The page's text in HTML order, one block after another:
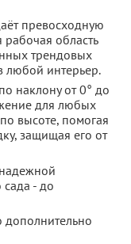
превосходную
область
трендовых
любой интерьер.
наклону от 0° до
для любых
высоте, помогая
защищая его от
- до